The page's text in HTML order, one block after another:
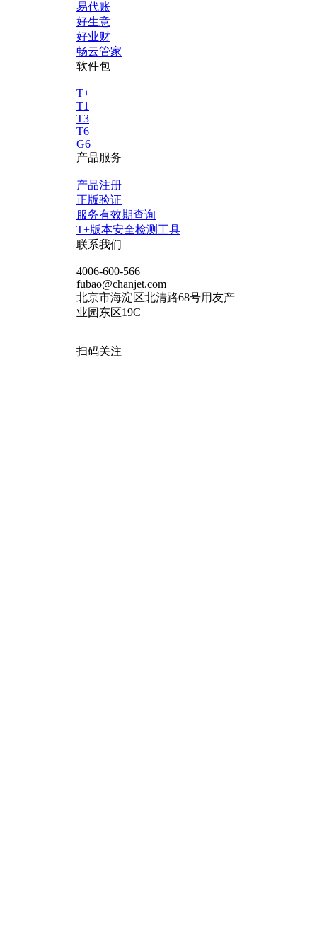
易代账
好生意
好业财
畅云管家
软件包
T+
T1
T3
T6
G6
产品服务
产品注册
正版验证
服务有效期查询
T+版本安全检测工具
联系我们
4006-600-566
fubao@chanjet.com
北京市海淀区北清路68号用友产
业园东区19C
扫码关注